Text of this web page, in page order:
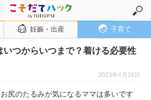
妊娠・出産 子育て
いつからいつまで？着ける必要性
2023年4月28日
尻のたるみが気になるママは多いです